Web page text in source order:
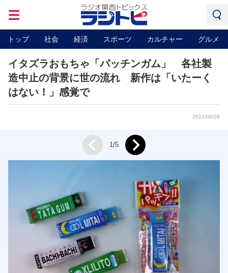
トップ 社会 経済 スポーツ カルチャー グルメ
イタズラおもちゃ「パッチンガム」 各社製
造中止の背景に世の流れ 新作は「いたーく
はない！」感覚で
2022/06/09
Prev 1/5 Next